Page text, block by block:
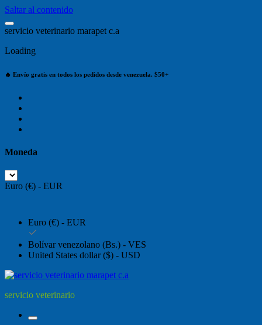
Saltar al contenido
servicio veterinario marapet c.a
Loading
🔥 Envío gratis en todos los pedidos desde venezuela. $50+
Moneda
Euro (€) - EUR
Euro (€) - EUR
Bolívar venezolano (Bs.) - VES
United States dollar ($) - USD
servicio veterinario